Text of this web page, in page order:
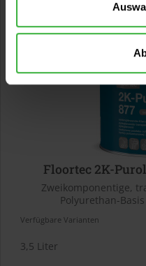
Floortec 2K-
Zweikomponentige,
Polyurethan-
Verfügbare Varianten
3,5 Liter